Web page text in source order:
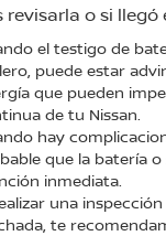
o si
el testigo de
puede estar
que pueden
de tu Nissan.
hay
que la batería
inmediata.
una
te